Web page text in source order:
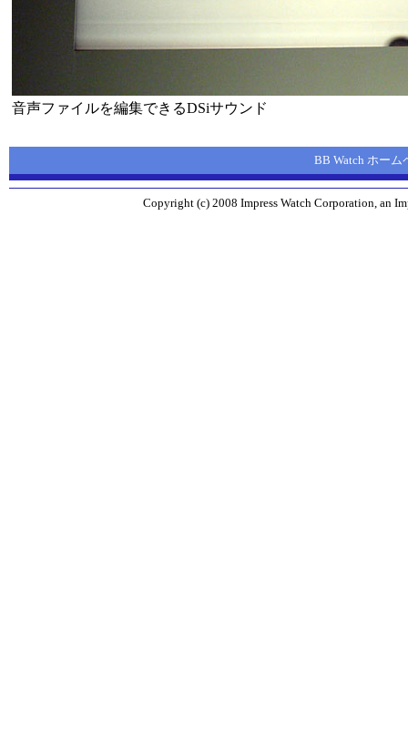
音声ファイルを編集できるDSiサウンド
BB Watch ホーム
Copyright (c) 2008 Impress Watch Corporation, an